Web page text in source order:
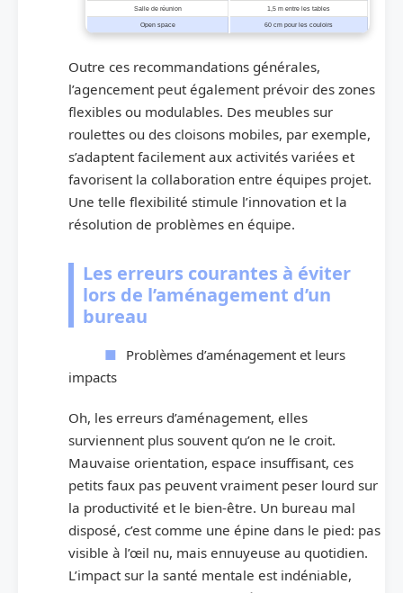
Salle de réunion 1,5 m entre les tables
Open space 60 cm pour les couloirs
Outre ces recommandations générales,
l’agencement peut également prévoir des zones
flexibles ou modulables. Des meubles sur
roulettes ou des cloisons mobiles, par exemple,
s’adaptent facilement aux activités variées et
favorisent la collaboration entre équipes projet.
Une telle flexibilité stimule l’innovation et la
résolution de problèmes en équipe.
Les erreurs courantes à éviter
lors de l’aménagement d’un
bureau
Problèmes d’aménagement et leurs
impacts
Oh, les erreurs d’aménagement, elles
surviennent plus souvent qu’on ne le croit.
Mauvaise orientation, espace insuffisant, ces
petits faux pas peuvent vraiment peser lourd sur
la productivité et le bien-être. Un bureau mal
disposé, c’est comme une épine dans le pied: pas
visible à l’œil nu, mais ennuyeuse au quotidien.
L’impact sur la santé mentale est indéniable,